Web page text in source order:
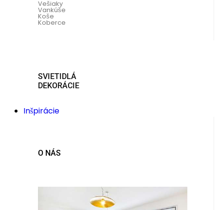
Vešiaky
Vankúše
Koše
Koberce
SVIETIDLÁ
DEKORÁCIE
Inšpirácie
O NÁS